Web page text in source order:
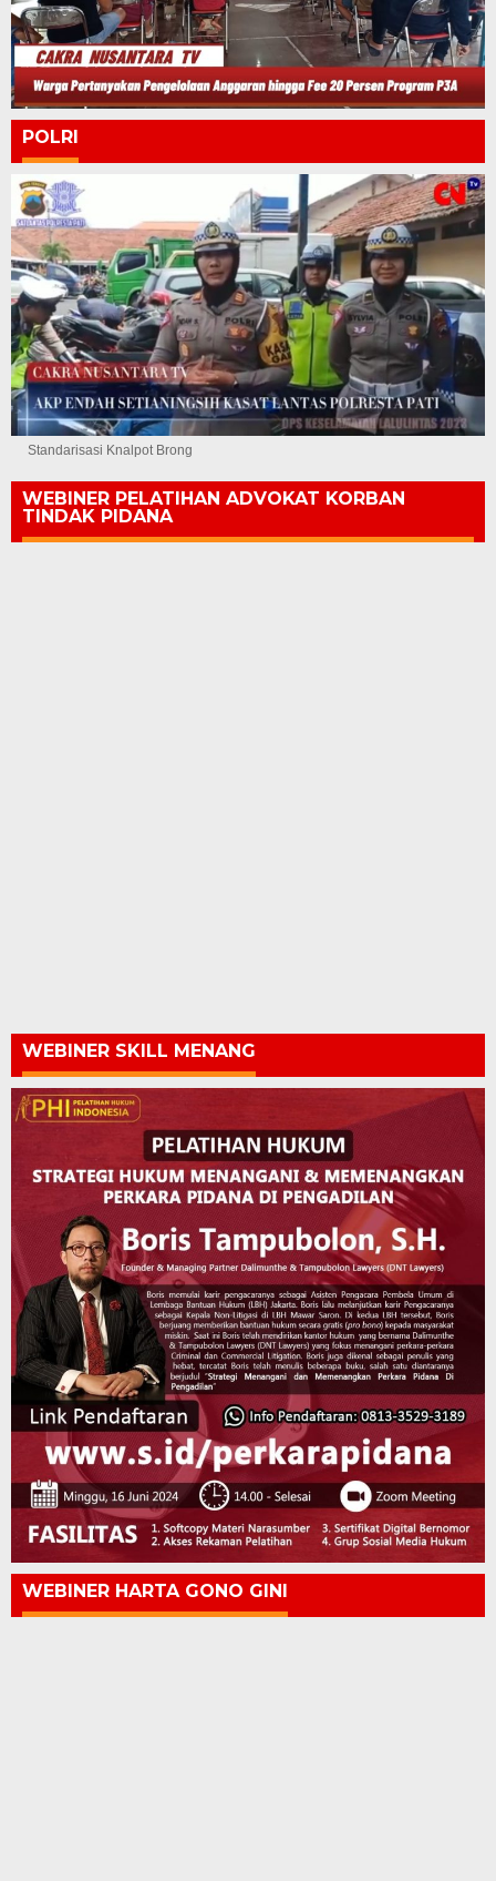
POLRI
Standarisasi Knalpot Brong
WEBINER PELATIHAN ADVOKAT KORBAN
TINDAK PIDANA
WEBINER SKILL MENANG
WEBINER HARTA GONO GINI